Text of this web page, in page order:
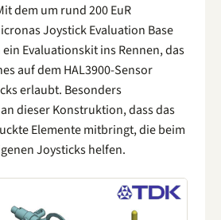
dem um rund 200 EuR
Joystick Evaluation Base
Evaluationskit ins Rennen, das
auf dem HAL3900-Sensor
erlaubt. Besonders
dieser Konstruktion, dass das
Elemente mitbringt, die beim
Joysticks helfen.